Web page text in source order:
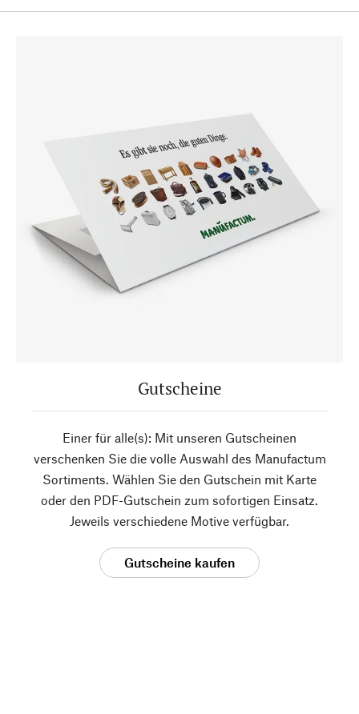
Gutscheine
Einer für alle(s): Mit unseren Gutscheinen
verschenken Sie die volle Auswahl des Manufactum
Sortiments. Wählen Sie den Gutschein mit Karte
oder den PDF-Gutschein zum sofortigen Einsatz.
Jeweils verschiedene Motive verfügbar.
Gutscheine kaufen